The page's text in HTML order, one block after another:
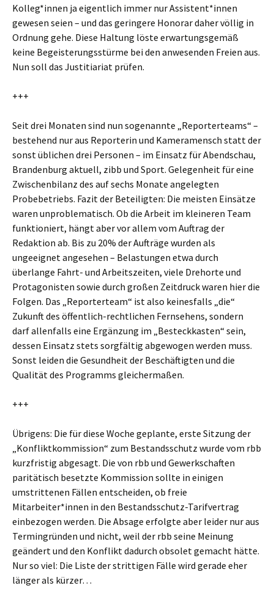
Kolleg*innen ja eigentlich immer nur Assistent*innen
gewesen seien – und das geringere Honorar daher völlig in
Ordnung gehe. Diese Haltung löste erwartungsgemäß
keine Begeisterungsstürme bei den anwesenden Freien aus.
Nun soll das Justitiariat prüfen.
+++
Seit drei Monaten sind nun sogenannte „Reporterteams“ –
bestehend nur aus Reporterin und Kameramensch statt der
sonst üblichen drei Personen – im Einsatz für Abendschau,
Brandenburg aktuell, zibb und Sport. Gelegenheit für eine
Zwischenbilanz des auf sechs Monate angelegten
Probebetriebs. Fazit der Beteiligten: Die meisten Einsätze
waren unproblematisch. Ob die Arbeit im kleineren Team
funktioniert, hängt aber vor allem vom Auftrag der
Redaktion ab. Bis zu 20% der Aufträge wurden als
ungeeignet angesehen – Belastungen etwa durch
überlange Fahrt- und Arbeitszeiten, viele Drehorte und
Protagonisten sowie durch großen Zeitdruck waren hier die
Folgen. Das „Reporterteam“ ist also keinesfalls „die“
Zukunft des öffentlich-rechtlichen Fernsehens, sondern
darf allenfalls eine Ergänzung im „Besteckkasten“ sein,
dessen Einsatz stets sorgfältig abgewogen werden muss.
Sonst leiden die Gesundheit der Beschäftigten und die
Qualität des Programms gleichermaßen.
+++
Übrigens: Die für diese Woche geplante, erste Sitzung der
„Konfliktkommission“ zum Bestandsschutz wurde vom rbb
kurzfristig abgesagt. Die von rbb und Gewerkschaften
paritätisch besetzte Kommission sollte in einigen
umstrittenen Fällen entscheiden, ob freie
Mitarbeiter*innen in den Bestandsschutz-Tarifvertrag
einbezogen werden. Die Absage erfolgte aber leider nur aus
Termingründen und nicht, weil der rbb seine Meinung
geändert und den Konflikt dadurch obsolet gemacht hätte.
Nur so viel: Die Liste der strittigen Fälle wird gerade eher
länger als kürzer…